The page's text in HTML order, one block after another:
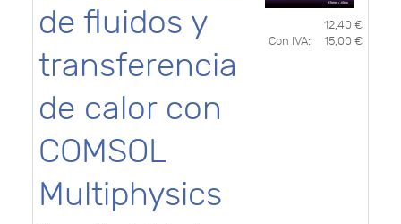
de fluidos y
transferencia
de calor con
COMSOL
Multiphysics
12,40 €
Con IVA:
15,00 €